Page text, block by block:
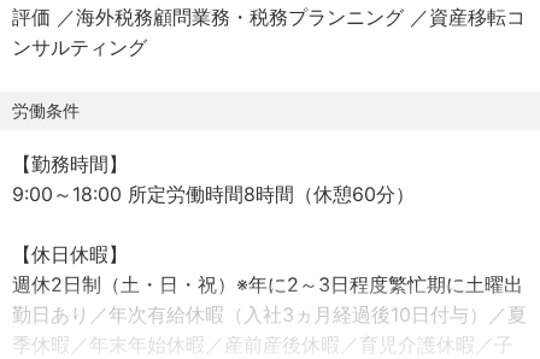
評価 ／海外税務顧問業務・税務プランニング ／資産移転コ
ンサルティング
労働条件
【勤務時間】
9:00～18:00 所定労働時間8時間（休憩60分）
【休日休暇】
週休2日制（土・日・祝）※年に2～3日程度繁忙期に土曜出
勤日あり／年次有給休暇（入社3ヵ月経過後10日付与）／夏
季休暇／年末年始休暇／産前産後休暇／育児介護休暇／子